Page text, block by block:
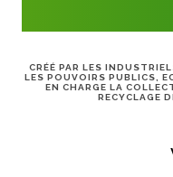
CRÉÉ PAR LES
LES POUVOIRS PUBLICS,
EN CHARGE LA
RECYCLAGE